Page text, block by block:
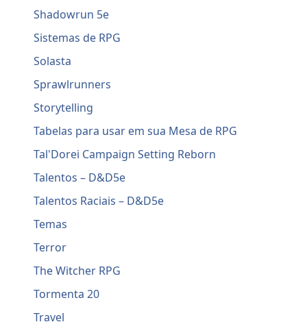
Shadowrun 5e
Sistemas de RPG
Solasta
Sprawlrunners
Storytelling
Tabelas para usar em sua Mesa de RPG
Tal'Dorei Campaign Setting Reborn
Talentos – D&D5e
Talentos Raciais – D&D5e
Temas
Terror
The Witcher RPG
Tormenta 20
Travel